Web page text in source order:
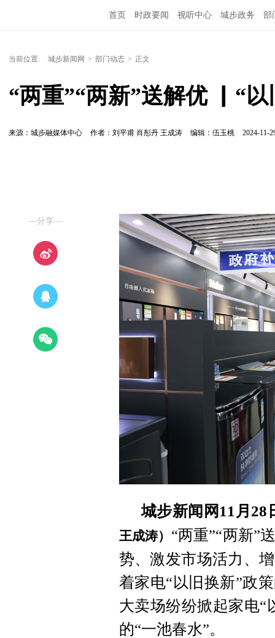
首页 时政要闻 视听中心 城步政务 部
当前位置: 城步新闻网 > 部门动态 > 正文
“两重”“两新”送解优 ▏“
来源：城步融媒体中心 作者：刘平甫 肖彤丹 王成涛 编辑：伍玉桃 2024-11-
—分享—
城步新闻网11月28
王成涛） “两重”“两新”
势、激发市场活力、
着家电“以旧换新”政
大卖场纷纷掀起家电“
的“一池春水”。